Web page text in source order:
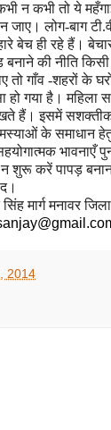
न कभी तो ये
जाए। लोग-बाग
बेच ही रहे हैं।
बनाने की नीति
तो गाँव -शहरों के
गया है। महिला
हैं। इसमें
के समाधान हेतु
भावनाएँ
न शुरू करें पापड़
सिंह मार्ग मनावर
2014